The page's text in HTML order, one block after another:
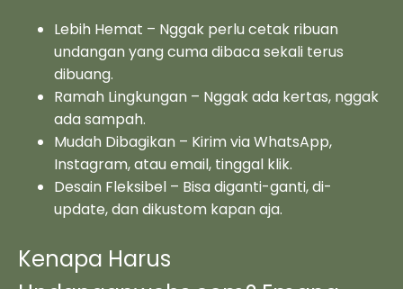
Lebih Hemat – Nggak perlu cetak ribuan
undangan yang cuma dibaca sekali terus
dibuang.
Ramah Lingkungan – Nggak ada kertas, nggak
ada sampah.
Mudah Dibagikan – Kirim via WhatsApp,
Instagram, atau email, tinggal klik.
Desain Fleksibel – Bisa diganti-ganti, di-
update, dan dikustom kapan aja.
Kenapa Harus